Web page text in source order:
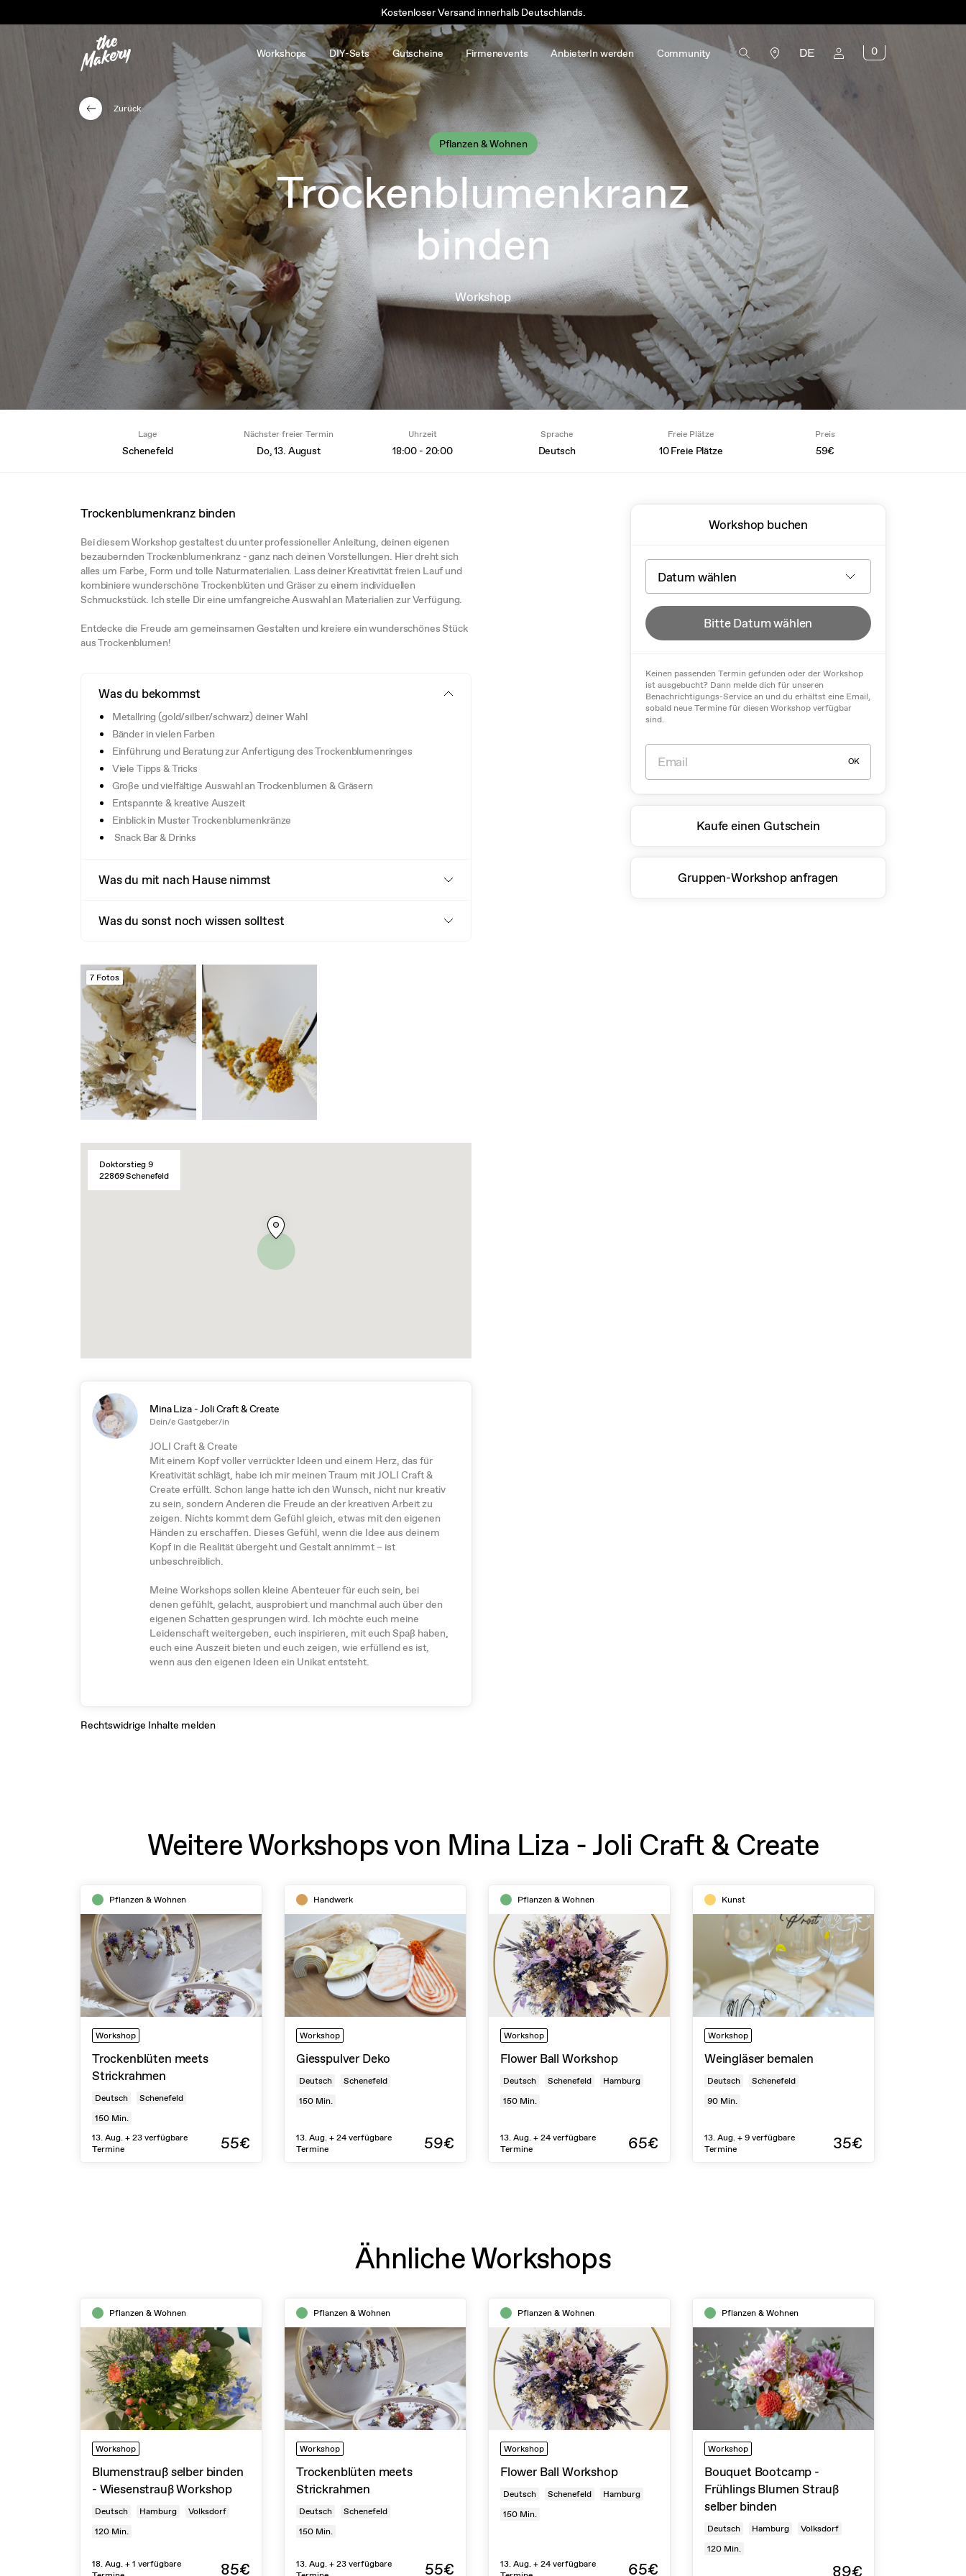
Kostenloser Versand innerhalb Deutschlands.
Workshops DIY-Sets Gutscheine Firmenevents AnbieterIn werden Community DE 0
Pflanzen & Wohnen
Trockenblumenkranz
binden
Workshop
Zurück
Lage
Schenefeld
Nächster freier Termin
Do, 13. August
Uhrzeit
18:00 - 20:00
Sprache
Deutsch
Freie Plätze
10 Freie Plätze
Preis
59€
Trockenblumenkranz binden
Bei diesem Workshop gestaltest du unter professioneller Anleitung, deinen eigenen
bezaubernden Trockenblumenkranz - ganz nach deinen Vorstellungen. Hier dreht sich
alles um Farbe, Form und tolle Naturmaterialien. Lass deiner Kreativität freien Lauf und
kombiniere wunderschöne Trockenblüten und Gräser zu einem individuellen
Schmuckstück. Ich stelle Dir eine umfangreiche Auswahl an Materialien zur Verfügung.
Entdecke die Freude am gemeinsamen Gestalten und kreiere ein wunderschönes Stück
aus Trockenblumen!
Was du bekommst
Metallring (gold/silber/schwarz) deiner Wahl
Bänder in vielen Farben
Einführung und Beratung zur Anfertigung des Trockenblumenringes
Viele Tipps & Tricks
Große und vielfältige Auswahl an Trockenblumen & Gräsern
Entspannte & kreative Auszeit
Einblick in Muster Trockenblumenkränze
Snack Bar & Drinks
Was du mit nach Hause nimmst
Was du sonst noch wissen solltest
7 Fotos
Doktorstieg 9
22869 Schenefeld
Mina Liza - Joli Craft & Create
Dein/e Gastgeber/in
JOLI Craft & Create
Mit einem Kopf voller verrückter Ideen und einem Herz, das für
Kreativität schlägt, habe ich mir meinen Traum mit JOLI Craft &
Create erfüllt. Schon lange hatte ich den Wunsch, nicht nur kreativ
zu sein, sondern Anderen die Freude an der kreativen Arbeit zu
zeigen. Nichts kommt dem Gefühl gleich, etwas mit den eigenen
Händen zu erschaffen. Dieses Gefühl, wenn die Idee aus deinem
Kopf in die Realität übergeht und Gestalt annimmt – ist
unbeschreiblich.
Meine Workshops sollen kleine Abenteuer für euch sein, bei
denen gefühlt, gelacht, ausprobiert und manchmal auch über den
eigenen Schatten gesprungen wird. Ich möchte euch meine
Leidenschaft weitergeben, euch inspirieren, mit euch Spaß haben,
euch eine Auszeit bieten und euch zeigen, wie erfüllend es ist,
wenn aus den eigenen Ideen ein Unikat entsteht.
Rechtswidrige Inhalte melden
Workshop buchen
Bitte Datum wählen
Keinen passenden Termin gefunden oder der Workshop
ist ausgebucht? Dann melde dich für unseren
Benachrichtigungs-Service an und du erhältst eine Email,
sobald neue Termine für diesen Workshop verfügbar
sind.
OK
Kaufe einen Gutschein
Gruppen-Workshop anfragen
Weitere Workshops von Mina Liza - Joli Craft & Create
Pflanzen & Wohnen
Workshop
Trockenblüten meets
Strickrahmen
Deutsch
Schenefeld
150 Min.
13. Aug. + 23 verfügbare
Termine
55€
Handwerk
Workshop
Giesspulver Deko
Deutsch
Schenefeld
150 Min.
13. Aug. + 24 verfügbare
Termine
59€
Pflanzen & Wohnen
Workshop
Flower Ball Workshop
Deutsch Schenefeld
Hamburg
150 Min.
13. Aug. + 24 verfügbare
Termine
65€
Kunst
Workshop
Weingläser bemalen
Deutsch
Schenefeld
90 Min.
13. Aug. + 9 verfügbare
Termine
35€
Ähnliche Workshops
Pflanzen & Wohnen
Workshop
Blumenstrauß selber binden
- Wiesenstrauß Workshop
Deutsch Hamburg
Volksdorf
120 Min.
18. Aug. + 1 verfügbare
85€
Pflanzen & Wohnen
Workshop
Trockenblüten meets
Strickrahmen
Deutsch
Schenefeld
150 Min.
13. Aug. + 23 verfügbare
55€
Pflanzen & Wohnen
Workshop
Flower Ball Workshop
Deutsch Schenefeld
Hamburg
150 Min.
13. Aug. + 24 verfügbare
65€
Pflanzen & Wohnen
Workshop
Bouquet Bootcamp -
Frühlings Blumen Strauß
selber binden
Deutsch Hamburg
Volksdorf
120 Min.
89€